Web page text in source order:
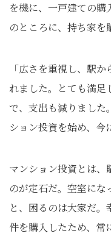
を機に、一戸建ての
のところに、持ち家を
「広さを重視し、駅
れました。とても満足
で、支出も減りました
ション投資を始め、今
マンション投資とは、
のが定石だ。空室にな
と、困るのは大家だ
件を購入したため、常